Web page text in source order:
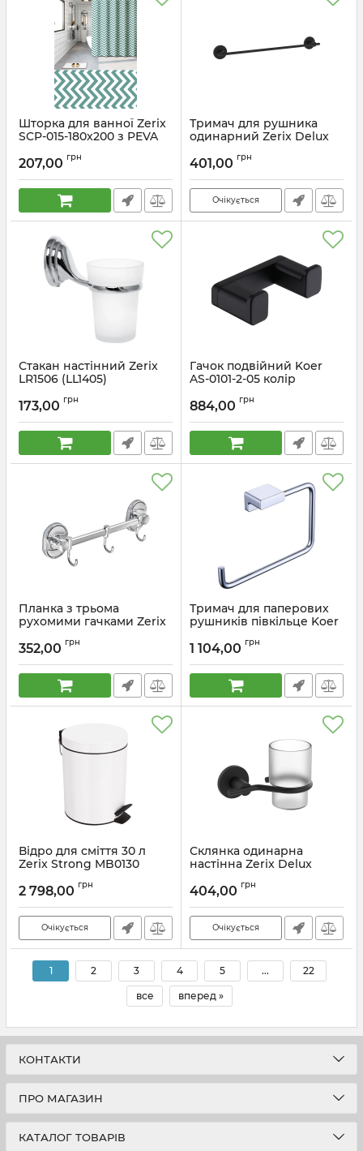
Шторка для ванної Zerix
SCP-015-180x200 з PEVA
(Візерунок "Зигзаг" біло-
Артикул: ZX6088
207,00 грн
Тримач для рушника
одинарний Zerix Delux
(ZX4649)
Артикул: ZX4649
401,00 грн
Очікується
Стакан настінний Zerix
LR1506 (LL1405)
173,00 грн
Гачок подвійний Koer
AS-0101-2-05 колір
Артикул: KR6154
884,00 грн
Планка з трьома
рухомими гачками Zerix
Артикул: ZX5051
352,00 грн
Тримач для паперових
рушників півкільце Koer
глянець (KR6181)
Артикул: KR6181
1 104,00 грн
Відро для сміття 30 л
Zerix Strong MB0130
Артикул: ZX4632
2 798,00 грн
Очікується
Склянка одинарна
настінна Zerix Delux
Артикул: ZX4647
404,00 грн
Очікується
1 2 3 4 5 ... 22
все вперед »
КОНТАКТИ
ПРО МАГАЗИН
КАТАЛОГ ТОВАРІВ